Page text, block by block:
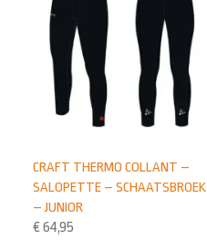
CRAFT THERMO COLLANT –
SALOPETTE – SCHAATSBROEK
– JUNIOR
€ 64,95